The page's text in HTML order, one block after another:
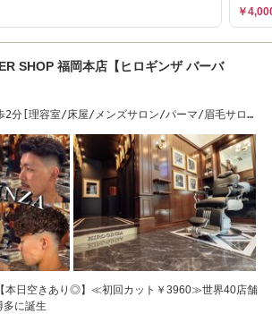
￥
SHOP 福岡本店【ヒロギンザ バーバ
2分[理容室/床屋/メンズサロン/パーマ/眉毛サロ
本日空きあり◎】≪初回カット￥3960≫世界40店舗
多に誕生